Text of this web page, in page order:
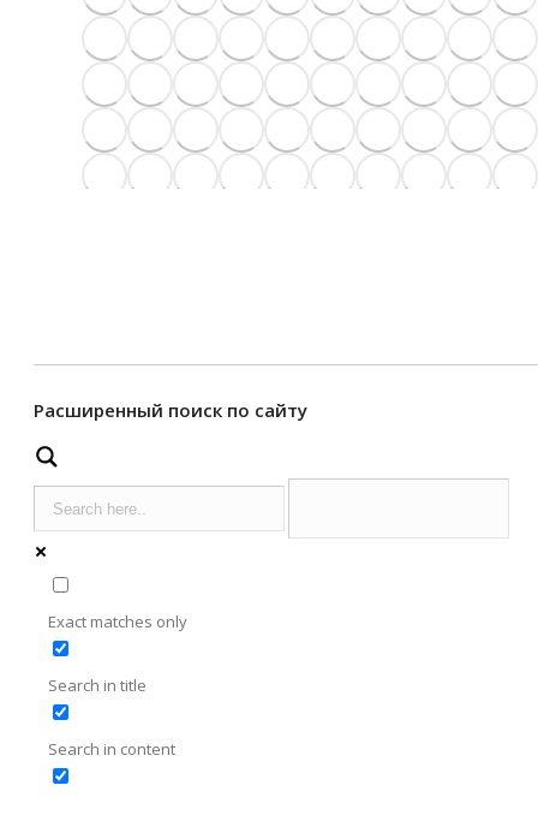
Расширенный поиск по сайту
Exact matches only
Search in title
Search in content